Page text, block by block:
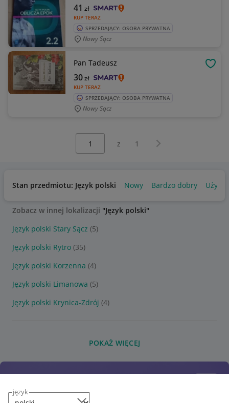
język
KUP TERAZ
41 zł
SPRZEDAJĄCY: OSOBA PRYWATNA
Nowy Sącz
Pan Tadeusz
KUP TERAZ
30zł
SPRZEDAJĄCY: OSOBA PRYWATNA
Nowy Sącz
z 1 Następna strona
Stan przedmiotu: Język polski Nowy Bardzo dobry
Zobacz w innej lokalizacji "Język polski"
Język polski Stary Sącz (5)
Język polski Rytro (35)
Język polski Korzenna (4)
Język polski Limanowa (5)
Język polski Krynica-Zdrój (4)
POKAŻ WIĘCEJ